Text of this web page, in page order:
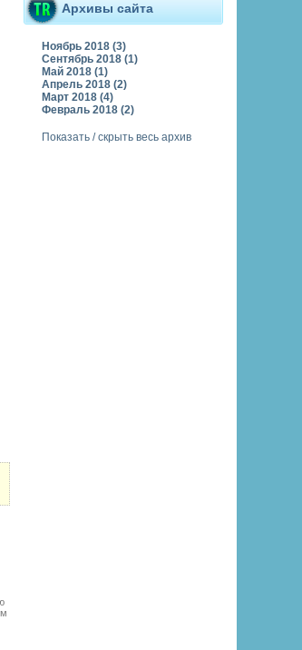
Архивы сайта
Ноябрь 2018 (3)
Сентябрь 2018 (1)
Май 2018 (1)
Апрель 2018 (2)
Март 2018 (4)
Февраль 2018 (2)
Показать / скрыть весь архив